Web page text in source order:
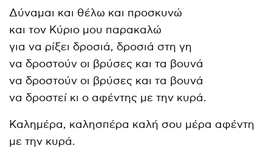
Δύναμαι και θέλω και προσκυνώ
και τον Κύριο μου παρακαλώ
για να ρίξει δροσιά, δροσιά στη γη
να δροστούν οι βρύσες και τα βουνά
να δροστούν οι βρύσες και τα βουνά
να δροστεί κι ο αφέντης με την κυρά.
Καλημέρα, καλησπέρα καλή σου μέρα αφέντη
με την κυρά.